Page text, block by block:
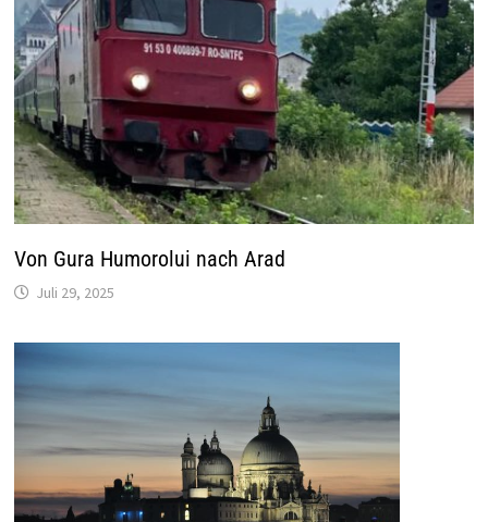
Von Gura Humorolui nach Arad
Juli 29, 2025